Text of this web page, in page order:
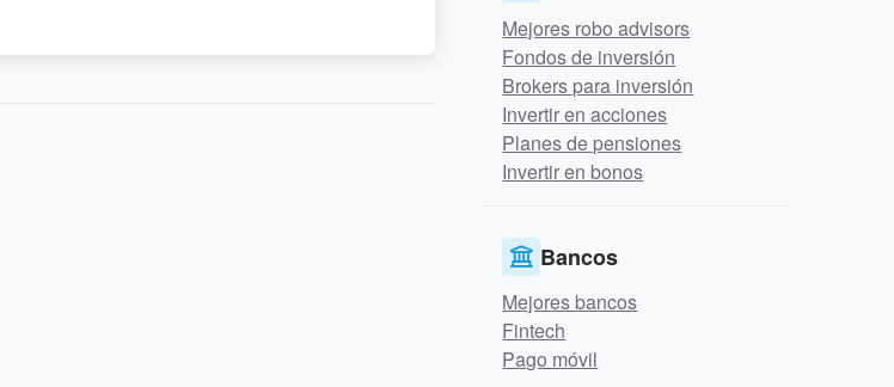
Mejores robo advisors
Fondos de inversión
Brokers para inversión
Invertir en acciones
Planes de pensiones
Invertir en bonos
Bancos
Mejores bancos
Fintech
Pago móvil